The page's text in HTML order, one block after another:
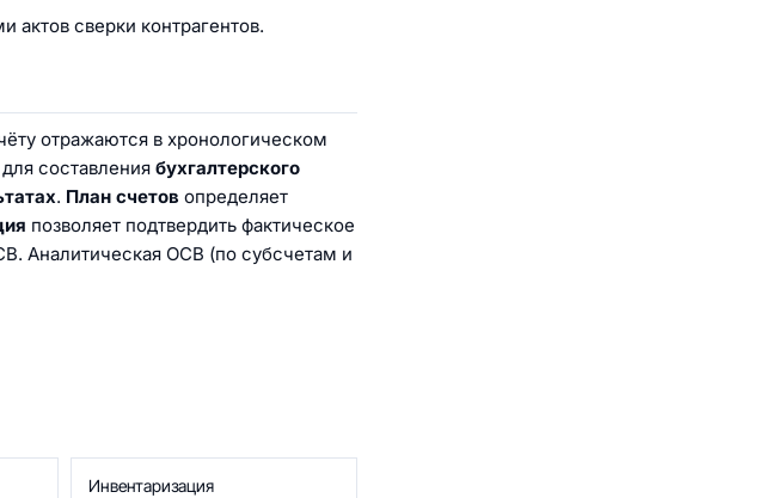
актов сверки контрагентов.
отражаются в хронологическом
составления бухгалтерского
. План счетов определяет
позволяет подтвердить фактическое
Аналитическая ОСВ (по субсчетам и
Инвентаризация